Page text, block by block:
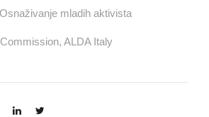
Osnaživanje mladih aktivista
ALDA Italy